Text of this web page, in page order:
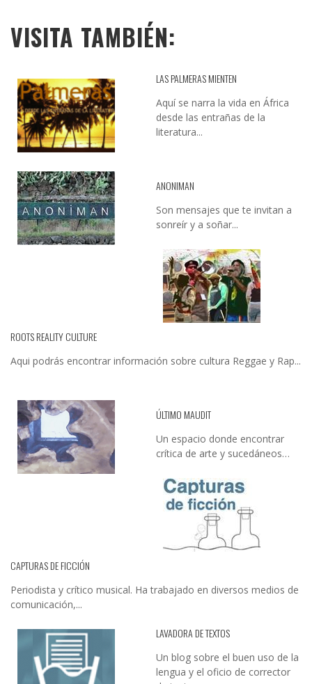
VISITA TAMBIÉN:
LAS PALMERAS MIENTEN
Aquí se narra la vida en África
desde las entrañas de la
literatura...
ANONIMAN
Son mensajes que te invitan a
sonreír y a soñar...
ROOTS REALITY CULTURE
Aqui podrás encontrar información sobre cultura Reggae y Rap...
ÚLTIMO MAUDIT
Un espacio donde encontrar
crítica de arte y sucedáneos…
CAPTURAS DE FICCIÓN
Periodista y crítico musical. Ha trabajado en diversos medios de
comunicación,...
LAVADORA DE TEXTOS
Un blog sobre el buen uso de la
lengua y el oficio de corrector